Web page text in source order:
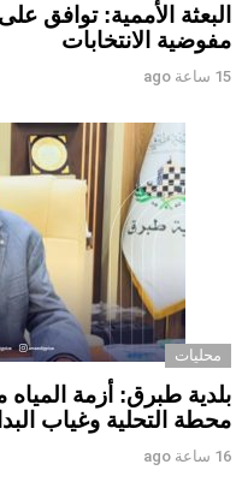
البعثة الأممية: توافق
مفوضية الانتخابات
15 ساعة ago
محليات
محطة التحلية وغياب
16 ساعة ago